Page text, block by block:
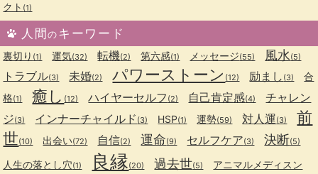
クト (1)
人間のキーワード
裏切り (1) 運気(32) 転機(2) 第六感(1) メッセージ(55) 風水(5)
トラブル(3) 未婚(2) パワーストーン (12) 励まし (3)
合
格(1) 癒し (12) ハイヤーセルフ (2) 自己肯定感(4)
チャレン
ジ(3) インナーチャイルド (3) HSP(1) 運勢(59) 対人運(3)
前
世(10) 出会い(72) 自信(2) 運命(9) セルフケア(3) 決断(5)
人生の落とし穴(1) 良縁(20) 過去世(5) アニマルメディスン